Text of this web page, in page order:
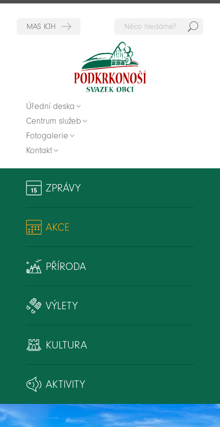
Úřední deska
Centrum služeb
Fotogalerie
Kontakt
ZPRÁVY
AKCE
PŘÍRODA
VÝLETY
KULTURA
AKTIVITY